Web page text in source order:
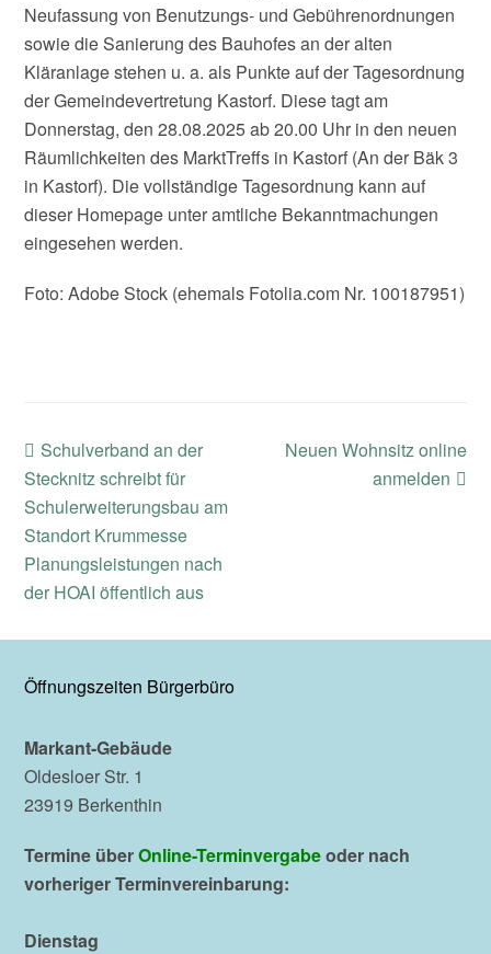
Neufassung von Benutzungs- und Gebührenordnungen
sowie die Sanierung des Bauhofes an der alten
Kläranlage stehen u. a. als Punkte auf der Tagesordnung
der Gemeindevertretung Kastorf. Diese tagt am
Donnerstag, den 28.08.2025 ab 20.00 Uhr in den neuen
Räumlichkeiten des MarktTreffs in Kastorf (An der Bäk 3
in Kastorf). Die vollständige Tagesordnung kann auf
dieser Homepage unter amtliche Bekanntmachungen
eingesehen werden.
Foto: Adobe Stock (ehemals Fotolia.com Nr. 100187951)
previous
post:
Schulverband an der
Stecknitz schreibt für
Schulerweiterungsbau am
Standort Krummesse
Planungsleistungen nach
der HOAI öffentlich aus
next
Neuen Wohnsitz online
anmelden
Öffnungszeiten Bürgerbüro
Markant-Gebäude
Oldesloer Str. 1
23919 Berkenthin
Termine überOnline-Terminvergabeoder nach
vorheriger Terminvereinbarung:
Dienstag